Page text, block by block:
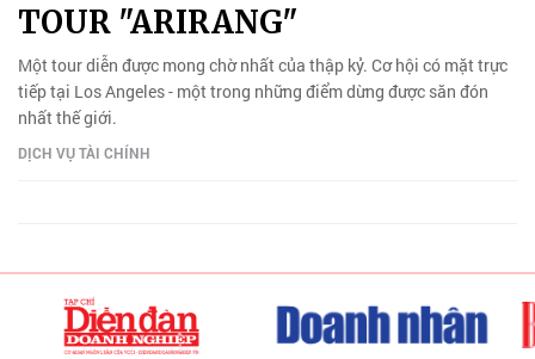
TOUR "ARIRANG"
Một tour diễn được mong chờ nhất của thập kỷ. Cơ hội có mặt trực
tiếp tại Los Angeles - một trong những điểm dừng được săn đón
nhất thế giới.
DỊCH VỤ TÀI CHÍNH